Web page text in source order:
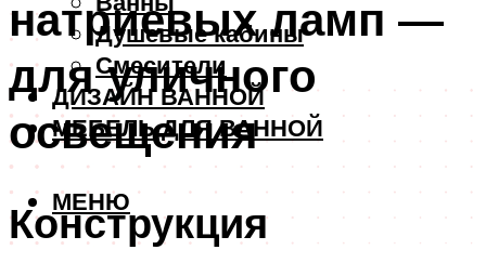
Душевые кабины
Смесители
ДИЗАЙН ВАННОЙ
МЕБЕЛЬ ДЛЯ ВАННОЙ
МЕНЮ
натриевых ламп —
для уличного
освещения
Конструкция